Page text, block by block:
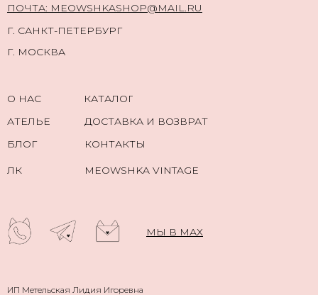
МЫ В МАХ
ПОЧТА: MEOWSHKASHOP@MAIL.RU
ИП Метельская Лидия Игоревна
Г. САНКТ-ПЕТЕРБУРГ
Г. МОСКВА
О НАС
КАТАЛОГ
АТЕЛЬЕ
БЛОГ
MEOWSHKA VINTAGE
ЛК
КОНТАКТЫ
ДОСТАВКА И ВОЗВРАТ